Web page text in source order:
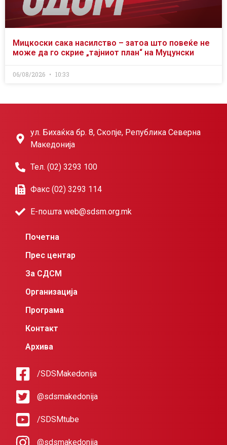
Мицкоски сака насилство – затоа што повеќе не
може да го скрие „тајниот план“ на Муцунски
06/08/2026 10:33
ул. Бихаќка бр. 8, Скопје, Република Северна
Македонија
Тел. (02) 3293 100
Факс (02) 3293 114
Е-пошта web@sdsm.org.mk
Почетна
Прес центар
За СДСМ
Организација
Програма
Контакт
Архива
/SDSMakedonija
@sdsmakedonija
/SDSMtube
@sdsmakedonija